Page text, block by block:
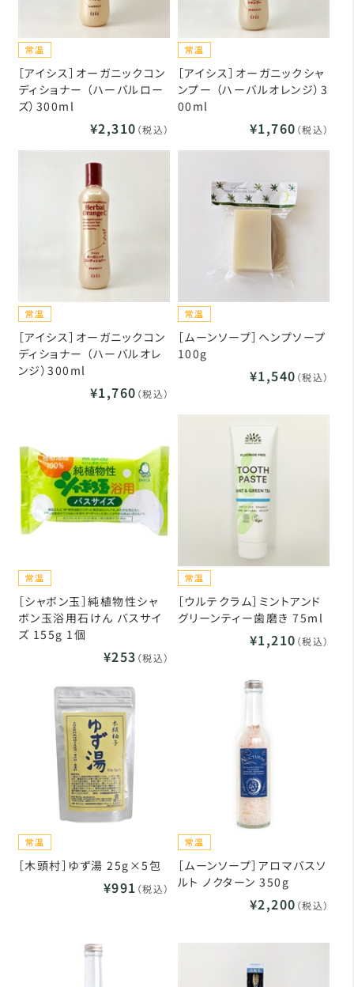
［アイシス］オーガニックコン
ディショナー （ハーバルロー
ズ）300ml
¥2,310 （税込）
［アイシス］オーガニックシャ
ンプー （ハーバルオレンジ）3
00ml
¥1,760 （税込）
［アイシス］オーガニックコン
ディショナー （ハーバルオレ
ンジ）300ml
¥1,760 （税込）
［ムーンソープ］ヘンプソープ
100g
¥1,540 （税込）
［シャボン玉］純植物性シャ
ボン玉浴用石けん バスサイ
ズ 155g 1個
¥253 （税込）
［ウルテクラム］ミントアンド
グリーンティー歯磨き 75ml
¥1,210 （税込）
［木頭村］ゆず湯 25g×5包
¥991 （税込）
［ムーンソープ］アロマバスソ
ルト ノクターン 350g
¥2,200 （税込）